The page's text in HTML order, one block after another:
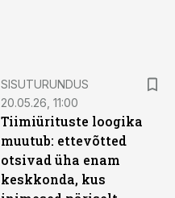
SISUTURUNDUS
20.05.26, 11:00
Tiimiürituste loogika
muutub: ettevõtted
otsivad üha enam
keskkonda, kus